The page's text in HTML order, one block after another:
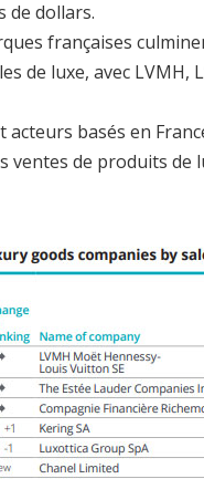
de dollars.
françaises
de luxe, avec LVMH,
acteurs basés en
ventes de produits de